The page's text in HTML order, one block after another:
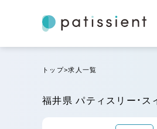
トップ 求人一覧
福井県 パティスリー・ス